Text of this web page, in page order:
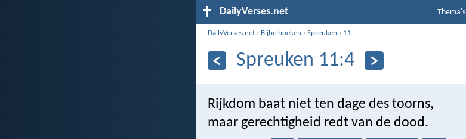
DailyVerses.net Thema's
DailyVerses.net › Bijbelboeken ›Spreuken › 11
Spreuken 11:4
Rijkdom baat niet ten dage des toorns,
maar gerechtigheid redt van de dood.